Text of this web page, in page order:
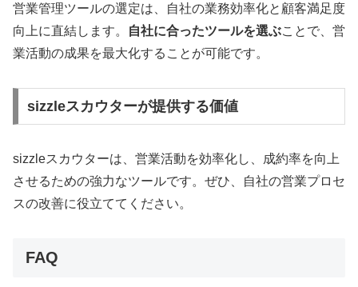
営業管理ツールの選定は、自社の業務効率化と顧客満足度
向上に直結します。
自社に合ったツールを選ぶことで、営
業活動の成果を最大化することが可能です。
sizzleスカウターが提供する価値
sizzleスカウターは、営業活動を効率化し、成約率を向上
させるための強力なツールです。ぜひ、自社の営業プロセ
スの改善に役立ててください。
FAQ